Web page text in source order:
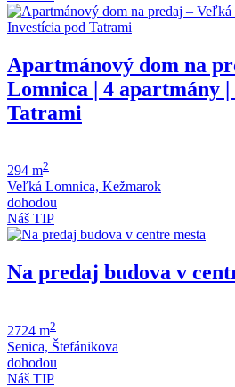
Apartmánový dom na
Lomnica | 4 apartmány
Tatrami
294 m2
Veľká Lomnica, Kežmarok
dohodou
Náš TIP
Na predaj budova v
2724 m2
Senica, Štefánikova
dohodou
Náš TIP